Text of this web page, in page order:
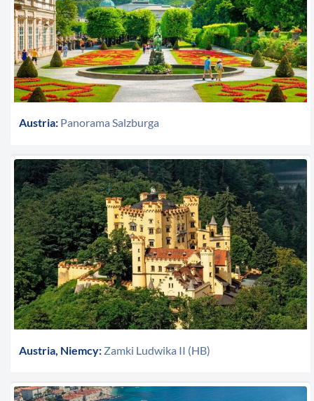
Austria: Panorama Salzburga
Austria, Niemcy: Zamki Ludwika II (HB)